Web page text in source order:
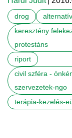
drog
keresztény
protestáns
riport
civil szféra -
szervezetek-ngo
terápia-kezelés-